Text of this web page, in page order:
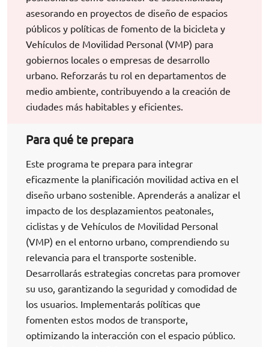
asesorando en proyectos de diseño de espacios
públicos y políticas de fomento de la bicicleta y
Vehículos de Movilidad Personal (VMP) para
gobiernos locales o empresas de desarrollo
urbano. Reforzarás tu rol en departamentos de
medio ambiente, contribuyendo a la creación de
ciudades más habitables y eficientes.
Para qué te prepara
Este programa te prepara para integrar
eficazmente la planificación movilidad activa en el
diseño urbano sostenible. Aprenderás a analizar el
impacto de los desplazamientos peatonales,
ciclistas y de Vehículos de Movilidad Personal
(VMP) en el entorno urbano, comprendiendo su
relevancia para el transporte sostenible.
Desarrollarás estrategias concretas para promover
su uso, garantizando la seguridad y comodidad de
los usuarios. Implementarás políticas que
fomenten estos modos de transporte,
optimizando la interacción con el espacio público.